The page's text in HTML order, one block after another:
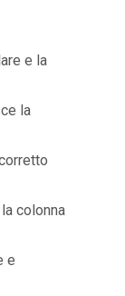
e la
la
colonna
e